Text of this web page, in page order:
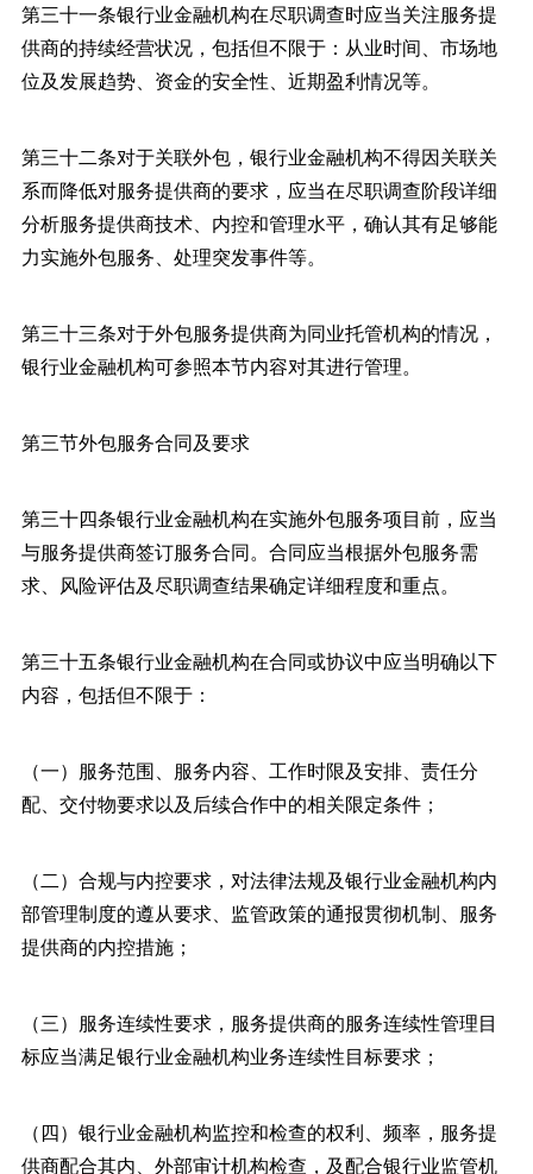
第三十一条银行业金融机构在尽职调查时应当关注服务提
供商的持续经营状况，包括但不限于：从业时间、市场地
位及发展趋势、资金的安全性、近期盈利情况等。
第三十二条对于关联外包，银行业金融机构不得因关联关
系而降低对服务提供商的要求，应当在尽职调查阶段详细
分析服务提供商技术、内控和管理水平，确认其有足够能
力实施外包服务、处理突发事件等。
第三十三条对于外包服务提供商为同业托管机构的情况，
银行业金融机构可参照本节内容对其进行管理。
第三节外包服务合同及要求
第三十四条银行业金融机构在实施外包服务项目前，应当
与服务提供商签订服务合同。合同应当根据外包服务需
求、风险评估及尽职调查结果确定详细程度和重点。
第三十五条银行业金融机构在合同或协议中应当明确以下
内容，包括但不限于：
（一）服务范围、服务内容、工作时限及安排、责任分
配、交付物要求以及后续合作中的相关限定条件；
（二）合规与内控要求，对法律法规及银行业金融机构内
部管理制度的遵从要求、监管政策的通报贯彻机制、服务
提供商的内控措施；
（三）服务连续性要求，服务提供商的服务连续性管理目
标应当满足银行业金融机构业务连续性目标要求；
（四）银行业金融机构监控和检查的权利、频率，服务提
供商配合其内、外部审计机构检查，及配合银行业监管机